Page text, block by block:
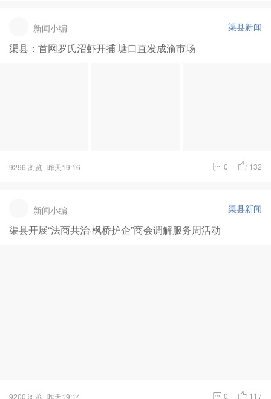
新闻小编 渠县新闻
渠县：首网罗氏沼虾开捕 塘口直发成渝市场
9296 浏览 昨天19:16 0 132
新闻小编 渠县新闻
渠县开展“法商共治·枫桥护企”商会调解服务周活动
9200 浏览 昨天19:14 0 117